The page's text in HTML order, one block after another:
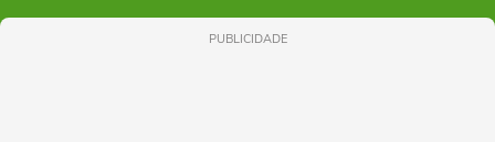
PUBLICIDADE